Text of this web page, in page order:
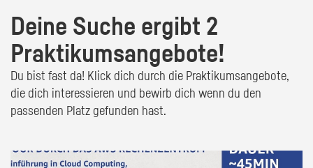
Deine Suche ergibt 2
Praktikumsangebote!
Du bist fast da! Klick dich durch die Praktikumsangebote,
die dich interessieren und bewirb dich wenn du den
passenden Platz gefunden hast.